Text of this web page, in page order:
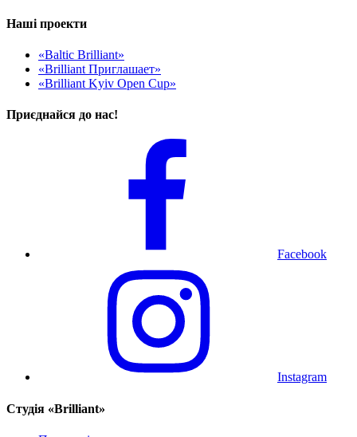
Наші проекти
«Baltic Brilliant»
«Brilliant Приглашает»
«Brilliant Kyiv Open Cup»
Приєднайся до нас!
Facebook
Instagram
Cтудія «Brilliant»